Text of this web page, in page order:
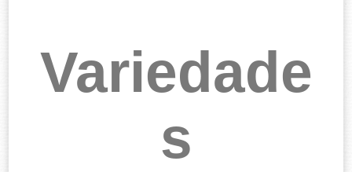
Variedade
s